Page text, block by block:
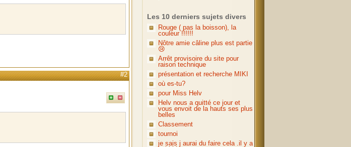
#2
Les 10 derniers sujets divers
Rouge ( pas la boisson), la
couleur !!!!!!
Nôtre amie câline plus est partie
😢
Arrêt provisoire du site pour
raison technique
présentation et recherche MIKI
où es-tu?
pour Miss Helv
Helv nous a quitté ce jour et
vous envoit de la hauts ses plus
belles
Classement
tournoi
je sais j aurai du faire cela .il y a